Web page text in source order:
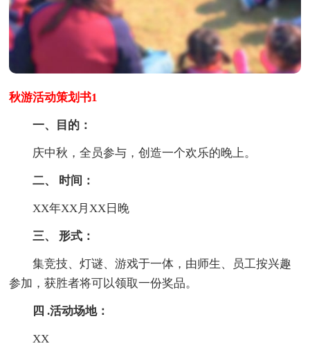
秋游活动策划书1
一、目的：
庆中秋，全员参与，创造一个欢乐的晚上。
二、 时间：
XX年XX月XX日晚
三、 形式：
集竞技、灯谜、游戏于一体，由师生、员工按兴趣
参加，获胜者将可以领取一份奖品。
四 .活动场地：
XX